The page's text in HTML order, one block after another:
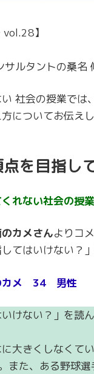
】
ルタントの桑名
社会の授業では
についてお伝えし
を目指し
れない社会の授
カメさんよりコ
てはいけない？
カメ 34 男性
いけない？」を読
に大きくしなくて
また、ある野球